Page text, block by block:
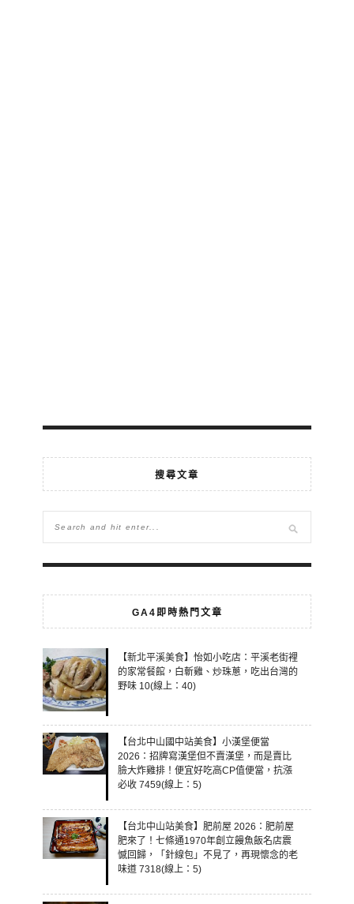
搜尋文章
GA4即時熱門文章
【新北平溪美食】怡如小吃店：平溪老街裡
的家常餐館，白斬雞、炒珠蔥，吃出台灣的
野味 10(線上：40)
【台北中山國中站美食】小漢堡便當
2026：招牌寫漢堡但不賣漢堡，而是賣比
臉大炸雞排！便宜好吃高CP值便當，抗漲
必收 7459(線上：5)
【台北中山站美食】肥前屋 2026：肥前屋
肥來了！七條通1970年創立饅魚飯名店震
憾回歸，「針線包」不見了，再現懷念的老
味道 7318(線上：5)